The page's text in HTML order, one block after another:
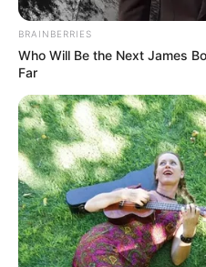
BRAINBERRIES
Who Will Be the Next James
Far